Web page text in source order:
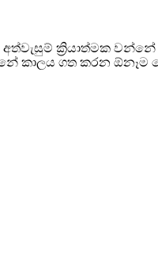
ක්‍රියාත්මක
කාලය ගත කරන ඕනෑම